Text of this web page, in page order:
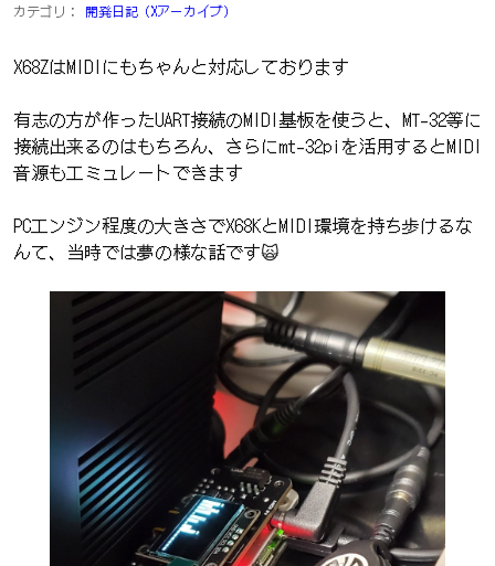
カテゴリ：
開発日記（Xアーカイブ）
X68ZはMIDIにもちゃんと対応しております
有志の方が作ったUART接続のMIDI基板を使うと、MT-32等に
接続出来るのはもちろん、さらにmt-32piを活用するとMIDI
音源もエミュレートできます
PCエンジン程度の大きさでX68KとMIDI環境を持ち歩けるな
んて、当時では夢の様な話です🙀